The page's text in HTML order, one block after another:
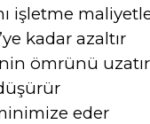
işletme
kadar azaltır
ömrünü uzatır
eder